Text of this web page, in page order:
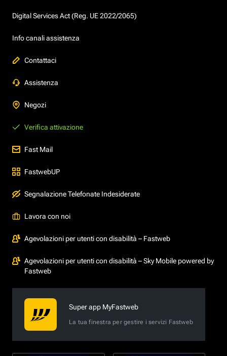
Digital Services Act (Reg. UE 2022/2065)
Info canali assistenza
Contattaci
Assistenza
Negozi
Verifica attivazione
Fast Mail
FastwebUP
Segnalazione Telefonate Indesiderate
Lavora con noi
Agevolazioni per utenti con disabilità – Fastweb
Agevolazioni per utenti con disabilità – Sky Mobile powered by
Fastweb
Super app MyFastweb
La tua finestra per gestire i servizi Fastweb